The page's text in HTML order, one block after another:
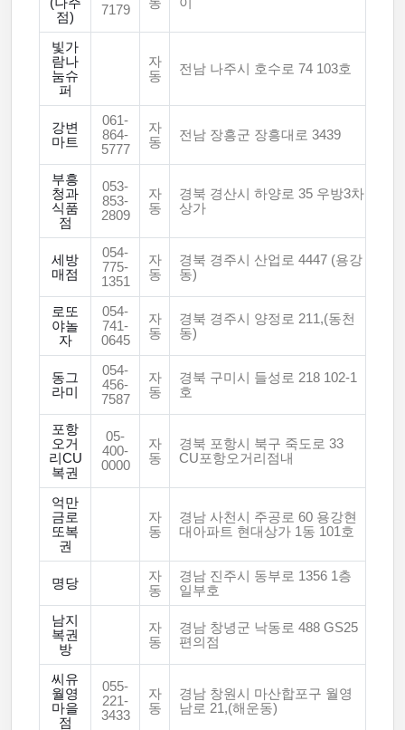
점)
7179
빛가
람나
눔슈
퍼
자
동
전남 나주시 호수로 74 103호
강변
마트
061-
864-
5777
자
동
전남 장흥군 장흥대로 3439
부흥
청과
식품
점
053-
853-
2809
자
동
경북 경산시 하양로 35 우방3차
상가
세방
매점
054-
775-
1351
자
동
경북 경주시 산업로 4447 (용강
동)
로또
야놀
자
054-
741-
0645
자
동
경북 경주시 양정로 211,(동천
동)
동그
라미
054-
456-
7587
자
동
경북 구미시 들성로 218 102-1
호
포항
오거
리CU
복권
05-
400-
0000
자
동
경북 포항시 북구 죽도로 33
CU포항오거리점내
억만
금로
또복
권
자
동
경남 사천시 주공로 60 용강현
대아파트 현대상가 1동 101호
명당
자
동
경남 진주시 동부로 1356 1층
일부호
남지
복권
방
자
동
경남 창녕군 낙동로 488 GS25
편의점
씨유
월영
마을
점
055-
221-
3433
자
동
경남 창원시 마산합포구 월영
남로 21,(해운동)